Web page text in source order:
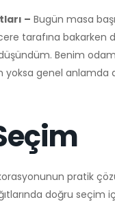
– Bugün masa
tarafına bakarken
Benim
yoksa genel
pratik
doğru seçim